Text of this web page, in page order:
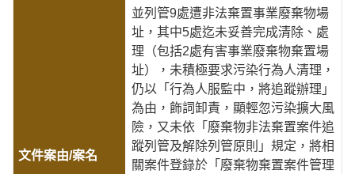
並列管9處遭非法棄置事業廢棄物場
址，其中5處迄未妥善完成清除、處
理（包括2處有害事業廢棄物棄置場
址），未積極要求污染行為人清理，
仍以「行為人服監中，將追蹤辦理」
為由，飾詞卸責，顯輕忽污染擴大風
險，又未依「廢棄物非法棄置案件追
蹤列管及解除列管原則」規定，將相
關案件登錄於「廢棄物棄置案件管理